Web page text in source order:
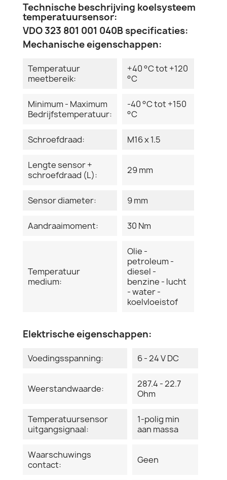
Technische beschrijving koelsysteem
temperatuursensor:
VDO 323 801 001 040B specificaties:
Mechanische eigenschappen:
Temperatuur
meetbereik:
+40 °C tot +120
°C
Minimum - Maximum
Bedrijfstemperatuur:
-40 °C tot +150
°C
Schroefdraad: M16 x 1.5
Lengte sensor +
schroefdraad (L):
29 mm
Sensor diameter: 9 mm
Aandraaimoment: 30 Nm
Temperatuur
medium:
Olie -
petroleum -
diesel -
benzine - lucht
- water -
koelvloeistof
Elektrische eigenschappen:
Voedingsspanning: 6 - 24 V DC
Weerstandwaarde:
287.4 - 22.7
Ohm
Temperatuursensor
uitgangsignaal:
1-polig min
aan massa
Waarschuwings
contact:
Geen